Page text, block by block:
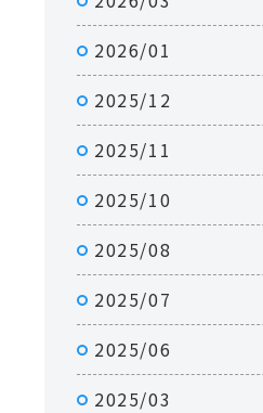
2026/01
2025/12
2025/11
2025/10
2025/08
2025/07
2025/06
2025/03